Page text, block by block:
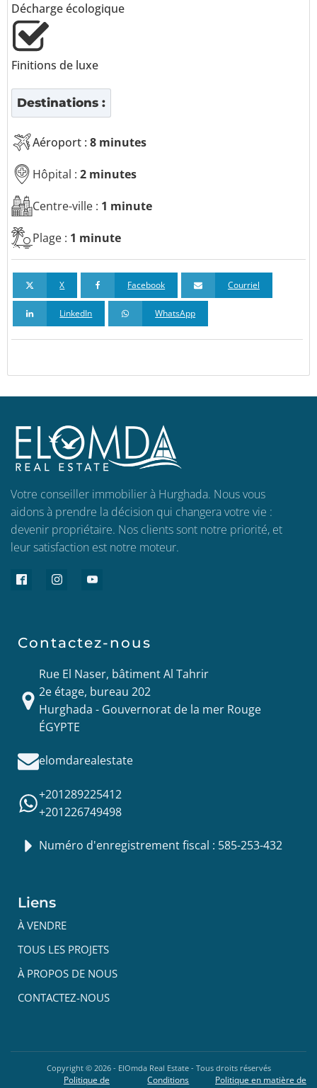
Décharge écologique
Finitions de luxe
Destinations :
Aéroport : 8 minutes
Hôpital : 2 minutes
Centre-ville : 1 minute
Plage : 1 minute
X Facebook Courriel
LinkedIn WhatsApp
Votre conseiller immobilier à Hurghada. Nous vous
aidons à prendre la décision qui changera votre vie :
devenir propriétaire. Nos clients sont notre priorité, et
leur satisfaction est notre moteur.
Contactez-nous
Rue El Naser, bâtiment Al Tahrir
2e étage, bureau 202
Hurghada - Gouvernorat de la mer Rouge
ÉGYPTE
elomdarealestate
+201289225412
+201226749498
Numéro d'enregistrement fiscal : 585-253-432
Liens
À VENDRE
TOUS LES PROJETS
À PROPOS DE NOUS
CONTACTEZ-NOUS
Copyright © 2026- ElOmda Real Estate - Tous droits réservés
Politique de
Conditions
Politique en matière de